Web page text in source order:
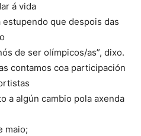
á vida
estupendo que despois das
de ser olímpicos/as”, dixo.
contamos coa participación
a algún cambio pola axenda
maio;